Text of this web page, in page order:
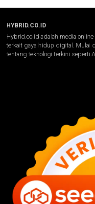
HYBRID.CO.ID
Hybrid.co.id adalah media
terkait gaya hidup digital. Mulai
tentang teknologi terkini seperti